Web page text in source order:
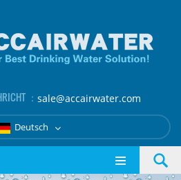
： sale@accairwater.com
Deutsch